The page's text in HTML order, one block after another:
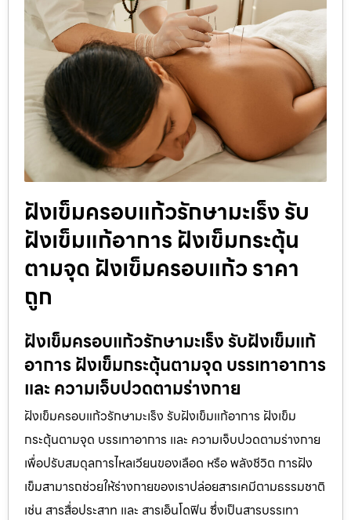
ฝังเข็มครอบแก้วรักษามะเร็ง รับ
ฝังเข็มแก้อาการ ฝังเข็มกระตุ้น
ตามจุด ฝังเข็มครอบแก้ว ราคา
ถูก
ฝังเข็มครอบแก้วรักษามะเร็ง รับฝังเข็มแก้
อาการ ฝังเข็มกระตุ้นตามจุด บรรเทาอาการ
และ ความเจ็บปวดตามร่างกาย
ฝังเข็มครอบแก้วรักษามะเร็ง รับฝังเข็มแก้อาการ ฝังเข็ม
กระตุ้นตามจุด บรรเทาอาการ และ ความเจ็บปวดตามร่างกาย
เพื่อปรับสมดุลการไหลเวียนของเลือด หรือ พลังชีวิต การฝัง
เข็มสามารถช่วยให้ร่างกายของเราปล่อยสารเคมีตามธรรมชาติ
เช่น สารสื่อประสาท และ สารเอ็นโดฟิน ซึ่งเป็นสารบรรเทา